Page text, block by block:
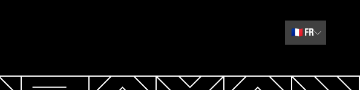
🇫🇷 FR